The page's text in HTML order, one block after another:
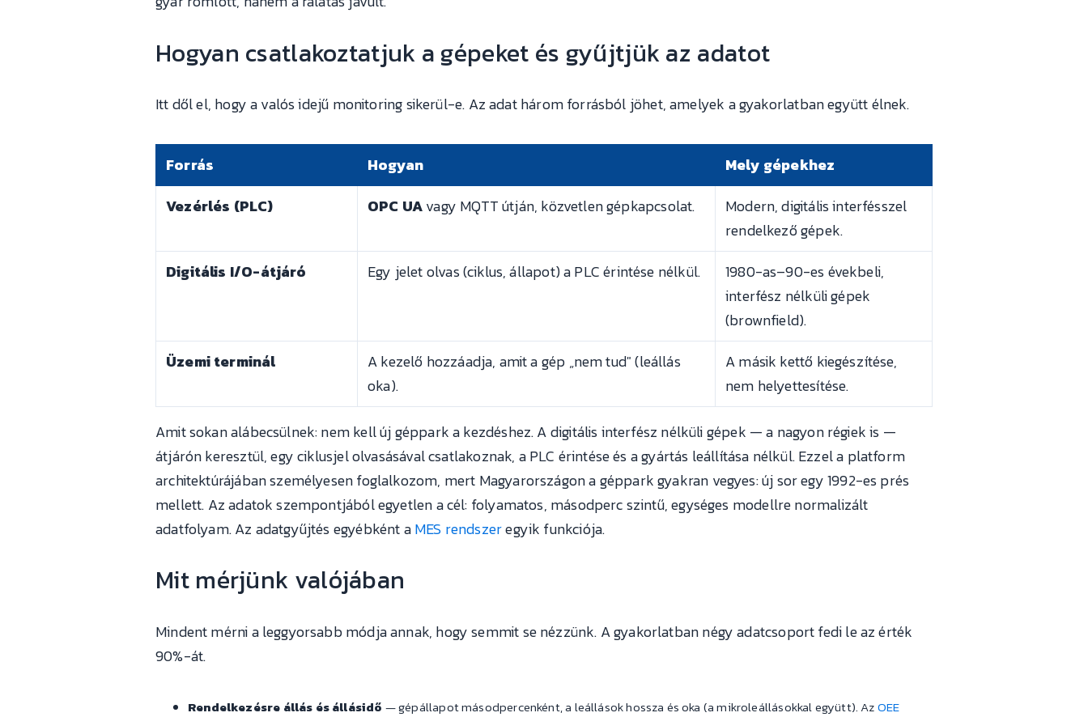
Hogyan csatlakoztatjuk a gépeket és gyűjtjük az adatot
Itt dől el, hogy a valós idejű monitoring sikerül-e. Az adat három forrásból jöhet, amelyek a gyakorlatban együtt élnek.
Forrás Hogyan
Mely gépekhez
Vezérlés (PLC)
OPC UAvagy MQTT útján, közvetlen gépkapcsolat.
Modern, digitális interfésszel
rendelkező gépek.
Digitális I/O-átjáró
Egy jelet olvas (ciklus, állapot) a PLC érintése nélkül.
1980-as–90-es évekbeli,
interfész nélküli gépek
(brownfield).
Üzemi terminál
A kezelő hozzáadja, amit a gép „nem tud" (leállás
oka).
A másik kettő kiegészítése,
nem helyettesítése.
Amit sokan alábecsülnek: nem kell új géppark a kezdéshez. A digitális interfész nélküli gépek — a nagyon régiek is —
átjárón keresztül, egy ciklusjel olvasásával csatlakoznak, a PLC érintése és a gyártás leállítása nélkül. Ezzel a platform
architektúrájában személyesen foglalkozom, mert Magyarországon a géppark gyakran vegyes: új sor egy 1992-es prés
mellett. Az adatok szempontjából egyetlen a cél: folyamatos, másodperc szintű, egységes modellre normalizált
adatfolyam. Az adatgyűjtés egyébként aMES rendszeregyik funkciója.
Mit mérjünk valójában
Mindent mérni a leggyorsabb módja annak, hogy semmit se nézzünk. A gyakorlatban négy adatcsoport fedi le az érték
90%-át.
Rendelkezésre állás és állásidő — gépállapot másodpercenként, a leállások hossza és oka (a mikroleállásokkal együtt). AzOEE